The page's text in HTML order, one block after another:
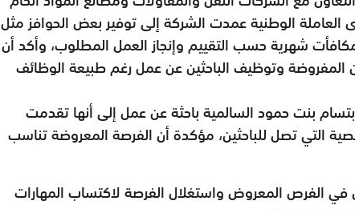
الوطنية عمدت الشركة إلى توفير بعض الحوافز مثل
شهرية حسب التقييم وإنجاز العمل المطلوب، وأكد أن
وتوظيف الباحثين عن عمل رغم طبيعة الوظائف
بنت حمود السالمية باحثة عن عمل إلى أنها تقدمت
التي تصل للباحثين، مؤكدة أن الفرصة المعروضة تناسب
الفرص المعروض واستغلال الفرصة لاكتساب المهارات